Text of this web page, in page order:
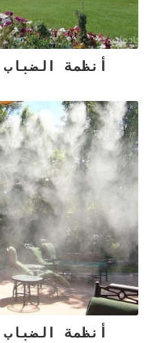
أنظمة
أنظمة